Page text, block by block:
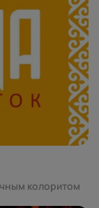
колоритом